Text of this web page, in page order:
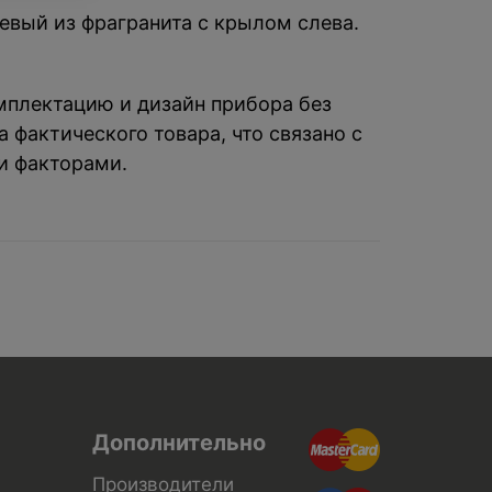
из фрагранита с крылом слева.
и дизайн прибора без
товара, что связано с
факторами.
Дополнительно
Производители